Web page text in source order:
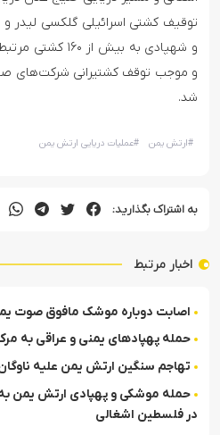
توقیف کشتی اسرائیلی گلکسی لیدر
و شهپادی به بیش
و موجب توقف کشتیرانی شرکت‌های
شد.
#ارتش یمن #عملیات دریایی ارتش یمن
به اشتراک بگذارید:
اخبار مرتبط
اصابت دوباره موشک مافوق صوت
حمله پهپادهای یمنی و عراقی به
تهاجم سنگین ارتش یمن علیه ناوگان
حمله موشکی و پهپادی ارتش یمن
در فلسطین اشغالی